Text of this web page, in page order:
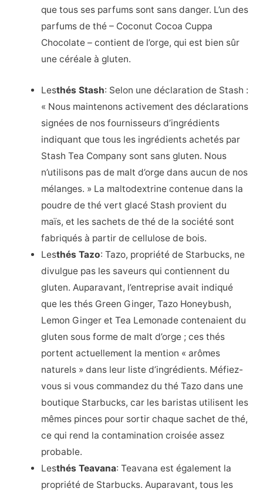
que tous ses parfums sont sans danger. L’un des
parfums de thé – Coconut Cocoa Cuppa
Chocolate – contient de l’orge, qui est bien sûr
une céréale à gluten.
Lesthés Stash: Selon une déclaration de Stash :
« Nous maintenons activement des déclarations
signées de nos fournisseurs d’ingrédients
indiquant que tous les ingrédients achetés par
Stash Tea Company sont sans gluten. Nous
n’utilisons pas de malt d’orge dans aucun de nos
mélanges. » La maltodextrine contenue dans la
poudre de thé vert glacé Stash provient du
maïs, et les sachets de thé de la société sont
fabriqués à partir de cellulose de bois.
Lesthés Tazo: Tazo, propriété de Starbucks, ne
divulgue pas les saveurs qui contiennent du
gluten. Auparavant, l’entreprise avait indiqué
que les thés Green Ginger, Tazo Honeybush,
Lemon Ginger et Tea Lemonade contenaient du
gluten sous forme de malt d’orge ; ces thés
portent actuellement la mention « arômes
naturels » dans leur liste d’ingrédients. Méfiez-
vous si vous commandez du thé Tazo dans une
boutique Starbucks, car les baristas utilisent les
mêmes pinces pour sortir chaque sachet de thé,
ce qui rend la contamination croisée assez
probable.
Lesthés Teavana: Teavana est également la
propriété de Starbucks. Auparavant, tous les